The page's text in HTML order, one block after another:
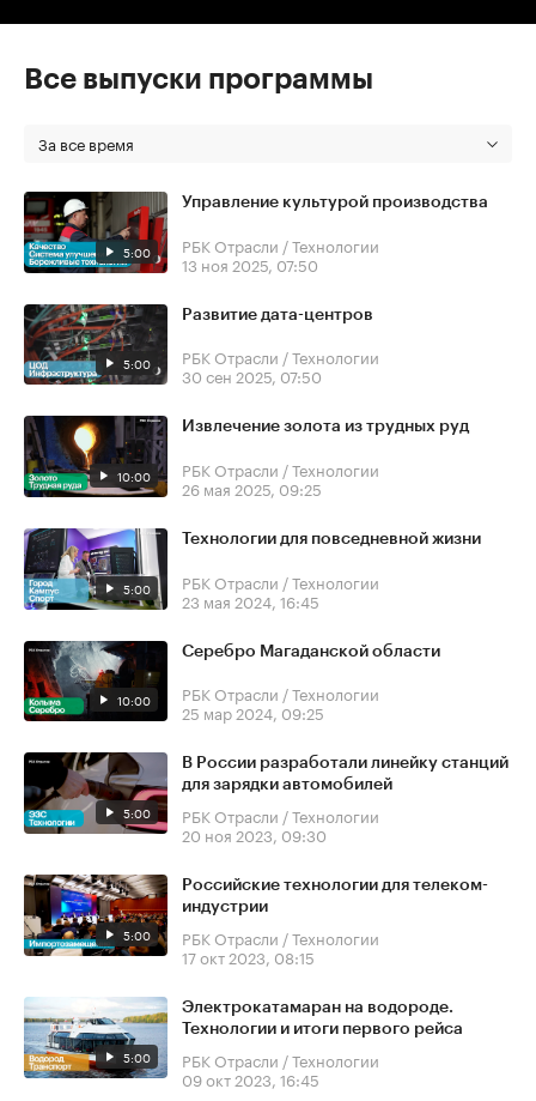
Все выпуски программы
За все время
5:00
Управление культурой производства
РБК Отрасли / Технологии
13 ноя 2025, 07:50
5:00
Развитие дата-центров
РБК Отрасли / Технологии
30 сен 2025, 07:50
10:00
Извлечение золота из трудных руд
РБК Отрасли / Технологии
26 мая 2025, 09:25
5:00
Технологии для повседневной жизни
РБК Отрасли / Технологии
23 мая 2024, 16:45
10:00
Серебро Магаданской области
РБК Отрасли / Технологии
25 мар 2024, 09:25
5:00
В России разработали линейку станций
для зарядки автомобилей
РБК Отрасли / Технологии
20 ноя 2023, 09:30
5:00
Российские технологии для телеком-
индустрии
РБК Отрасли / Технологии
17 окт 2023, 08:15
5:00
Электрокатамаран на водороде.
Технологии и итоги первого рейса
РБК Отрасли / Технологии
09 окт 2023, 16:45